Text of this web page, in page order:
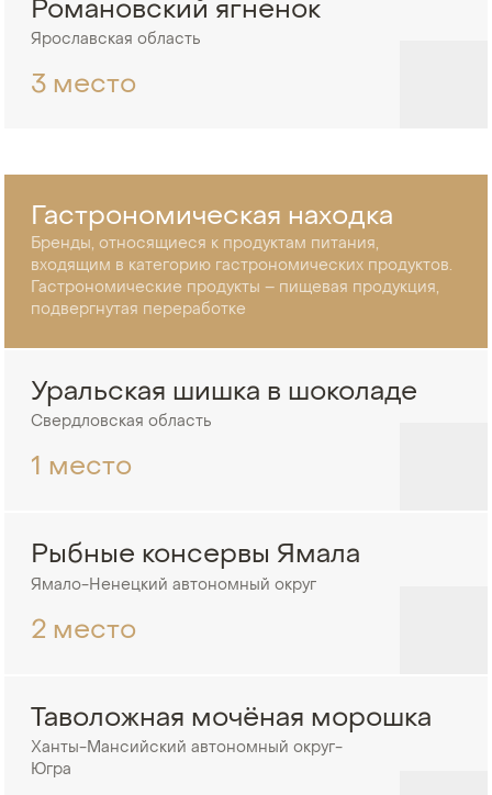
Романовский ягненок
Ярославская область
3 место
Гастрономическая находка
Бренды, относящиеся к продуктам питания,
входящим в категорию гастрономических продуктов.
Гастрономические продукты – пищевая продукция,
подвергнутая переработке
Уральская шишка в шоколаде
Свердловская область
1 место
Рыбные консервы Ямала
Ямало-Ненецкий автономный округ
2 место
Таволожная мочёная морошка
Ханты-Мансийский автономный округ-
Югра